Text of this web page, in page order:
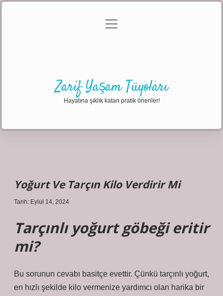
Gizlilik Politikası
menüyü
Zarif Yaşam Tüyoları
Hayatına şıklık katan pratik öneriler!
Yoğurt Ve Tarçın Kilo Verdirir Mi
Tarih: Eylül 14, 2024
Tarçınlı yoğurt göbeği eritir
mi?
Bu sorunun cevabı basitçe evettir. Çünkü tarçınlı yoğurt,
en hızlı şekilde kilo vermenize yardımcı olan harika bir